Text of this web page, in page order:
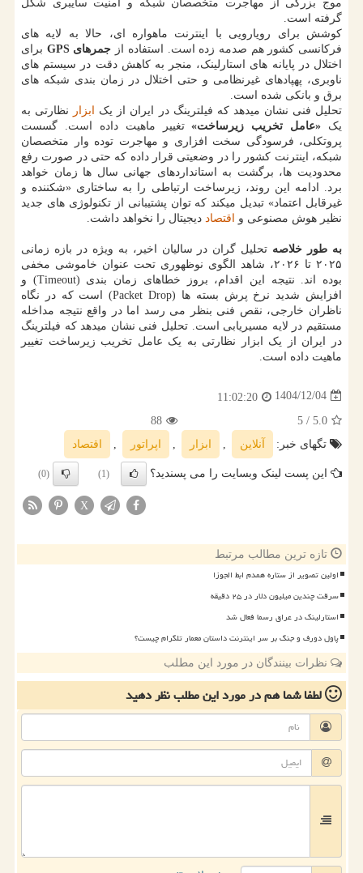
موج بزرگی از مهاجرت متخصصان شبکه و امنیت سایبری شکل
گرفته است.
کوشش برای رویارویی با اینترنت ماهواره ای، حالا به لایه های
فرکانسی کشور هم صدمه زده است. استفاده از جمرهای GPS
برای
اختلال در پایانه های استارلینک، منجر به کاهش دقت در سیستم های
ناوبری، پهپادهای غیرنظامی و حتی اختلال در زمان بندی شبکه های
برق و بانکی شده است.
تحلیل فنی نشان میدهد که فیلترینگ در ایران از یک
ابزار
نظارتی به
یک «عامل تخریب زیرساخت»تغییر ماهیت داده است. گسست
پروتکلی، فرسودگی سخت افزاری و مهاجرت توده وار متخصصان
شبکه، اینترنت کشور را در وضعیتی قرار داده که حتی در صورت رفع
محدودیت ها، برگشت به استانداردهای جهانی سال ها زمان خواهد
برد. ادامه این روند، زیرساخت ارتباطی را به ساختاری «شکننده و
غیرقابل اعتماد» تبدیل میکند که توان پشتیبانی از تکنولوژی های جدید
نظیر هوش مصنوعی و
اقتصاد دیجیتال را نخواهد داشت.
به طور خلاصه تحلیل گران در سالیان اخیر، به ویژه در بازه زمانی
۲۰۲۵ تا ۲۰۲۶، شاهد الگوی نوظهوری تحت عنوان خاموشی مخفی
بوده اند. نتیجه این اقدام، بروز خطاهای زمان بندی (Timeout) و
افزایش شدید نرخ پرش بسته ها (Packet Drop) است که در نگاه
ناظران خارجی، نقص فنی بنظر می رسد اما در واقع نتیجه مداخله
مستقیم در لایه مسیریابی است. تحلیل فنی نشان میدهد که فیلترینگ
در ایران از یک ابزار نظارتی به یک عامل تخریب زیرساخت تغییر
ماهیت داده است.
1404/12/04
11:02:20
5.0
/ 5
88
تگهای خبر:
آنلاین ابزار اپراتور اقتصاد
این پست لینک وبسایت را می پسندید؟ (1)
(0)
X
تازه ترین مطالب مرتبط
اولین تصویر از ستاره همدم ابط الجوزا
سرقت چندین میلیون دلار در ۲۵ دقیقه
استارلینک در عراق رسما فعال شد
پاول دورف و جنگ بر سر اینترنت داستان معمار تلگرام چیست؟
نظرات بینندگان در مورد این مطلب
لطفا شما همدر مورد این مطلبنظر دهید